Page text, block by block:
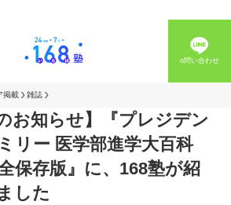
o問い合わせ
掲載 雑誌
お知らせ】『プレジデン
リー 医学部進学大百科
保存版』に、168塾が紹
した